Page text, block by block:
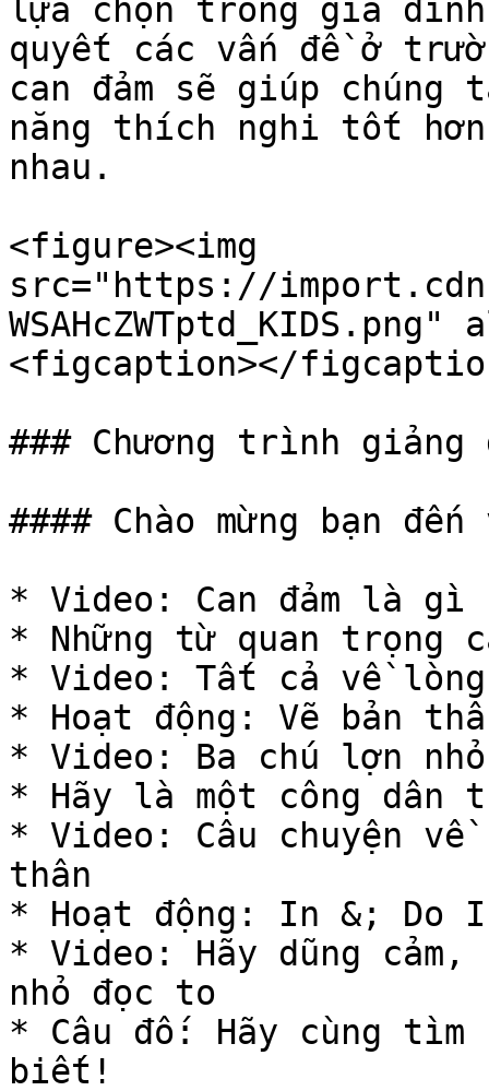
lựa chọn trong gia
quyết các vấn đề ở
can đảm sẽ giúp chúng
năng thích nghi tốt
nhau.
<figure><img
src="https://
<figcaption></
### Chương trình giảng
#### Chào mừng bạn
* Video: Can đảm là gì
* Những từ quan trọng
* Video: Tất cả về lòng
* Hoạt động: Vẽ bản
* Video: Ba chú lợn nhỏ
* Hãy là một công
* Video: Câu chuyện
thân
* Hoạt động: In &; Do I
* Video: Hãy dũng cảm,
nhỏ đọc to
* Câu đố: Hãy cùng
biết!